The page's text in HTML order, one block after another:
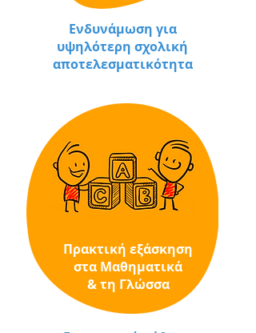
Ενδυνάμωση για
υψηλότερη σχολική
αποτελεσματικότητα
Πρακτική εξάσκηση
στα Μαθηματικά
& τη Γλώσσα